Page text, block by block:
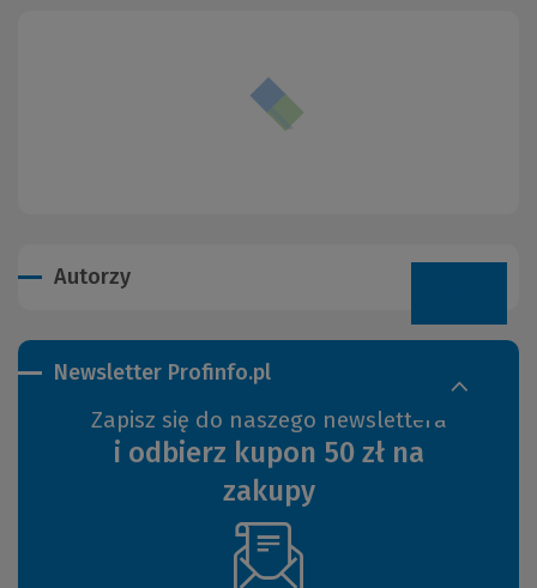
Autorzy
Newsletter Profinfo.pl
Zapisz się do naszego newslettera
i odbierz kupon 50 zł na
zakupy
(Nowe